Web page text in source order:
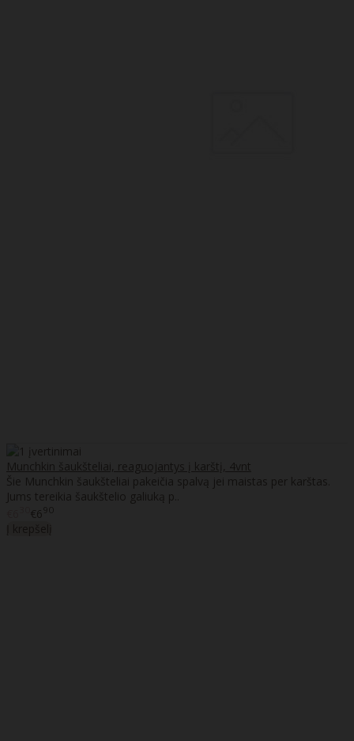
Munchkin šaukšteliai, reaguojantys į karštį, 4vnt
Šie Munchkin šaukšteliai pakeičia spalvą jei maistas per karštas.
Jums tereikia šaukštelio galiuką p..
€690